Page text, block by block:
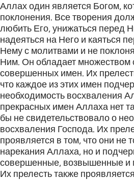
Аллах один является Богом,
поклонения. Все творения
любить Его, унижаться перед
надеяться на Него и каяться
Нему с молитвами и не
Ним. Он обладает множеством
совершенных имен. Их
что каждое из этих имен
необходимость восхваления
прекрасных имен Аллаха нет
бы не свидетельствовало о
восхваления Господа. Их
проявляется в том, что они не
нарекания Аллаха, но и
совершенные, возвышенные и
Их прелесть также